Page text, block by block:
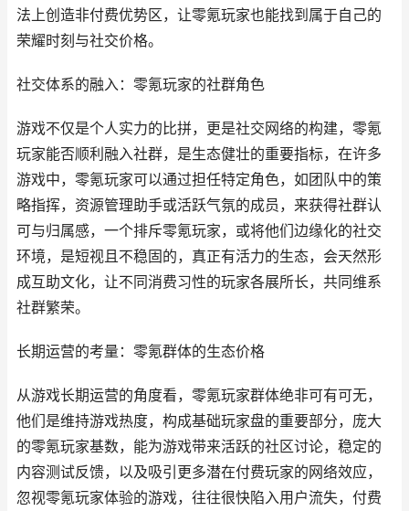
法上创造非付费优势区，让零氪玩家也能找到属于自己的
荣耀时刻与社交价格。
社交体系的融入：零氪玩家的社群角色
游戏不仅是个人实力的比拼，更是社交网络的构建，零氪
玩家能否顺利融入社群，是生态健壮的重要指标，在许多
游戏中，零氪玩家可以通过担任特定角色，如团队中的策
略指挥，资源管理助手或活跃气氛的成员，来获得社群认
可与归属感，一个排斥零氪玩家，或将他们边缘化的社交
环境，是短视且不稳固的，真正有活力的生态，会天然形
成互助文化，让不同消费习性的玩家各展所长，共同维系
社群繁荣。
长期运营的考量：零氪群体的生态价格
从游戏长期运营的角度看，零氪玩家群体绝非可有可无，
他们是维持游戏热度，构成基础玩家盘的重要部分，庞大
的零氪玩家基数，能为游戏带来活跃的社区讨论，稳定的
内容测试反馈，以及吸引更多潜在付费玩家的网络效应，
忽视零氪玩家体验的游戏，往往很快陷入用户流失，付费